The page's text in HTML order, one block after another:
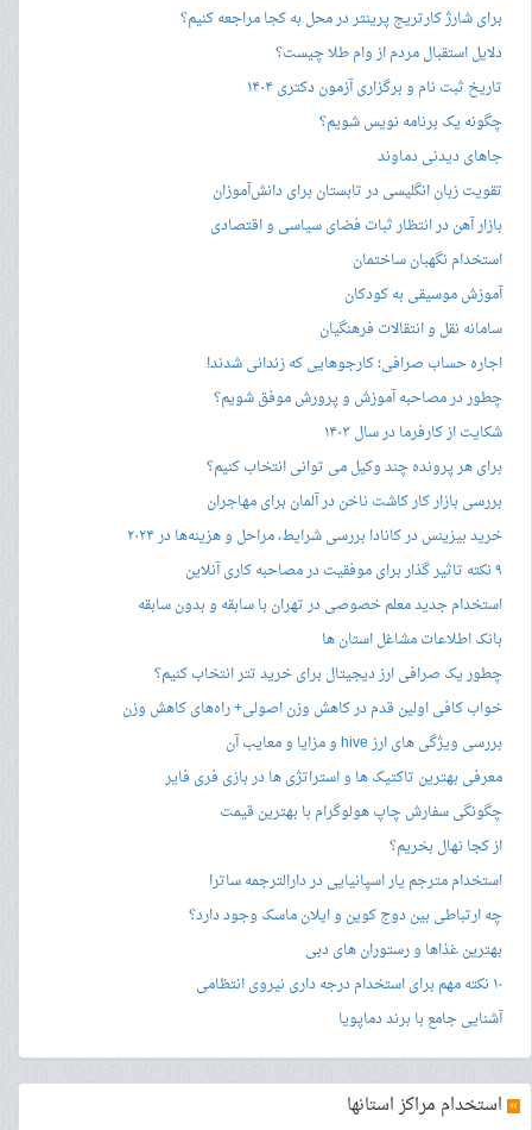
برای شارژ کارتریج پرینتر در محل به کجا مراجعه کنیم؟
دلایل استقبال مردم از وام طلا چیست؟
تاریخ ثبت نام و برگزاری آزمون دکتری ۱۴۰۴
چگونه یک برنامه نویس شویم؟
جاهای دیدنی دماوند
تقویت زبان انگلیسی در تابستان برای دانش‌آموزان
بازار آهن در انتظار ثبات فضای سیاسی و اقتصادی
استخدام نگهبان ساختمان
آموزش موسیقی به کودکان
سامانه نقل و انتقالات فرهنگیان
اجاره حساب صرافی؛ کارجوهایی که زندانی شدند!
چطور در مصاحبه‌ آموزش و پرورش موفق شویم؟
شکایت از کارفرما در سال ۱۴۰۳
برای هر پرونده چند وکیل می توانی انتخاب کنیم؟
بررسی بازار کار کاشت ناخن در آلمان برای مهاجران
خرید بیزینس در کانادا بررسی شرایط، مراحل و هزینه‌ها در ۲۰۲۴
۹ نکته تاثیر گذار برای موفقیت در مصاحبه کاری آنلاین
استخدام جدید معلم خصوصی در تهران با سابقه و بدون سابقه
بانک اطلاعات مشاغل استان ها
چطور یک صرافی ارز دیجیتال برای خرید تتر انتخاب کنیم؟
خواب کافی اولین قدم در کاهش وزن اصولی+ راه‌های کاهش وزن
بررسی ویژگی های ارز hive و مزایا و معایب آن
معرفی بهترین تاکتیک ها و استراتژی ها در بازی فری فایر
چگونگی سفارش چاپ هولوگرام با بهترین قیمت
از کجا نهال بخریم؟
استخدام مترجم یار اسپانیایی در دارالترجمه ساترا
چه ارتباطی بین دوج کوین و ایلان ماسک وجود دارد؟
بهترین غذاها و رستوران های دبی
۱۰ نکته مهم برای استخدام درجه داری نیروی انتظامی
آشنایی جامع با برند دماپویا
» استخدام مراکز استانها